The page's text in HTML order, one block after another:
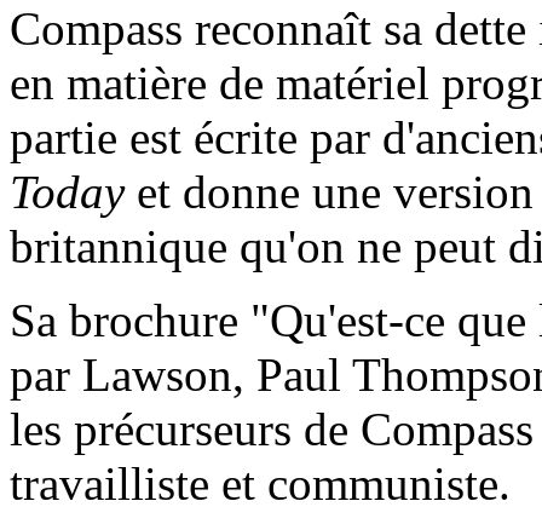
Compass reconnaît sa
en matière de matériel
partie est écrite par
Today et donne une
britannique qu'on ne peut
Sa brochure "Qu'est-ce
par Lawson, Paul
les précurseurs de
travailliste et communiste.